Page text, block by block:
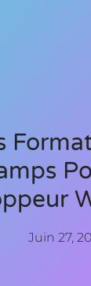
Juin 27,